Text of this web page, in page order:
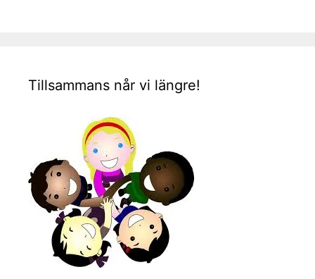
Tillsammans når vi längre!